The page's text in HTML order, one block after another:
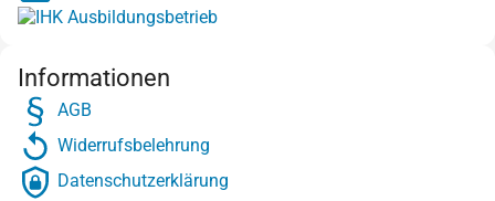
Informationen
AGB
Widerrufsbelehrung
Datenschutzerklärung